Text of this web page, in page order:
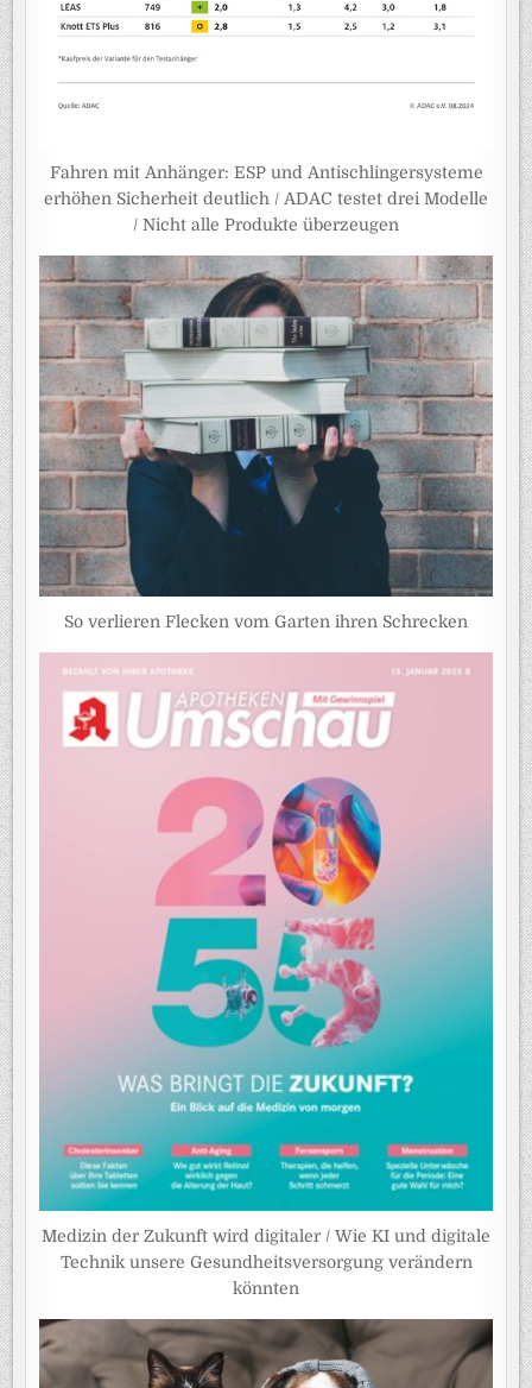
Fahren mit Anhänger: ESP und Antischlingersysteme
erhöhen Sicherheit deutlich / ADAC testet drei Modelle
/ Nicht alle Produkte überzeugen
So verlieren Flecken vom Garten ihren Schrecken
Medizin der Zukunft wird digitaler / Wie KI und digitale
Technik unsere Gesundheitsversorgung verändern
könnten